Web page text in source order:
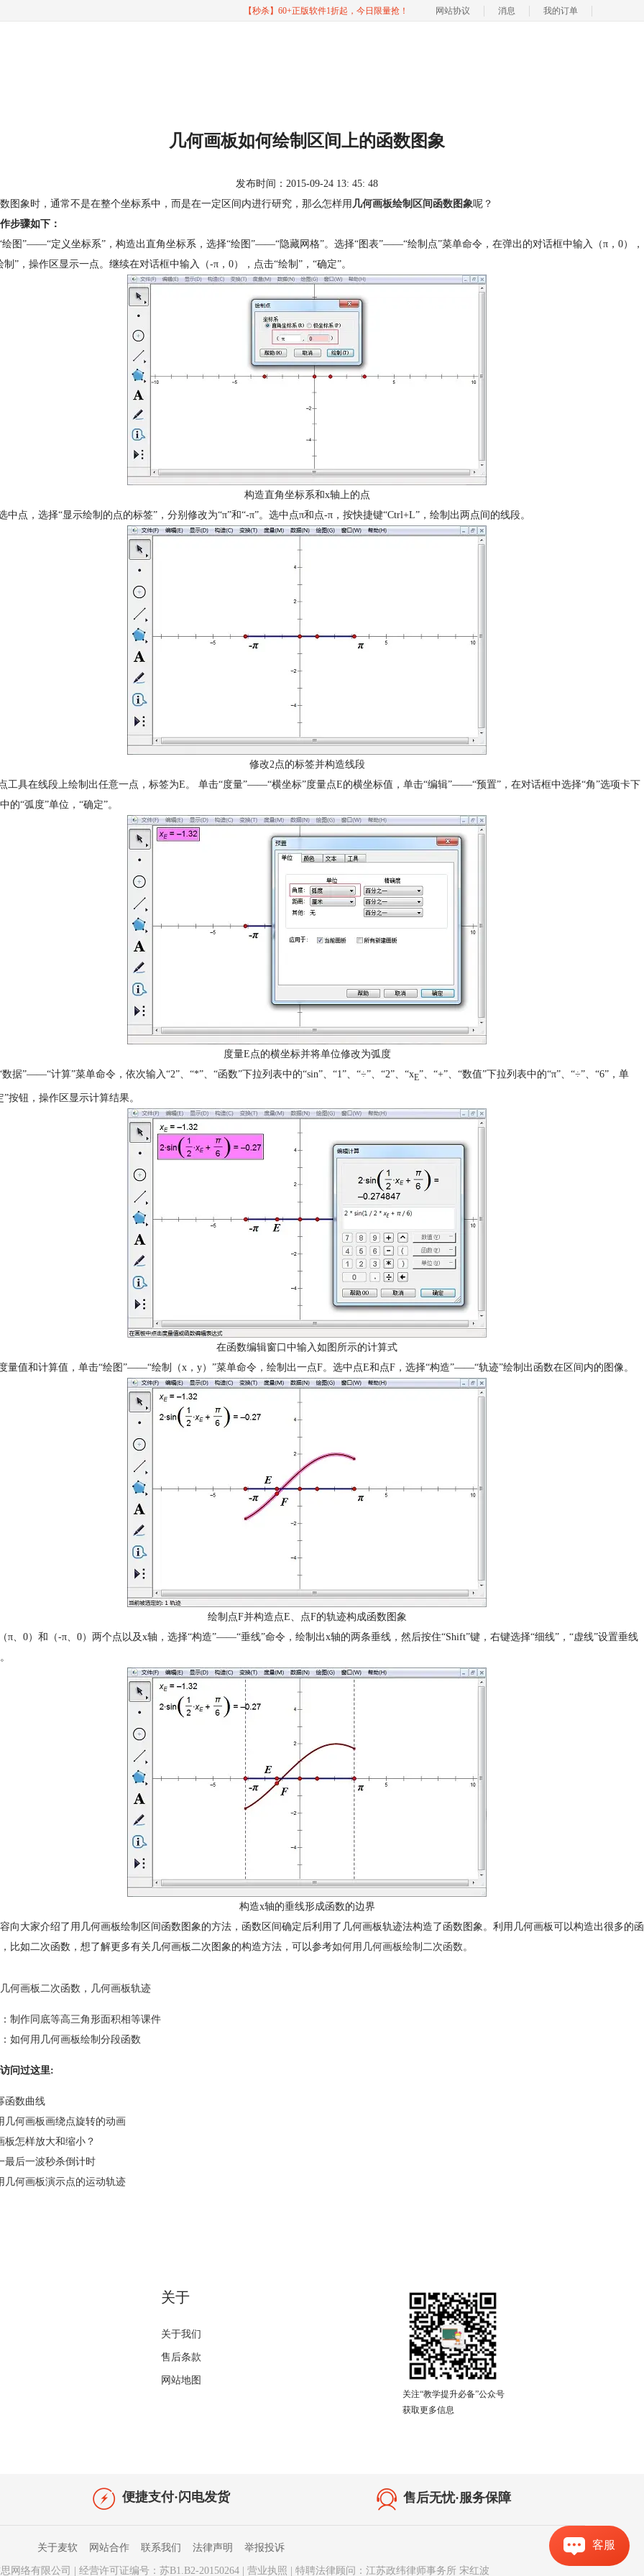
客服
【秒杀】60+正版软件1折起，今日限量抢！ 网站协议 消息 我的订单
几何画板如何绘制区间上的函数图象
发布时间：2015-09-24 13: 45: 48
图象时，通常不是在整个坐标系中，而是在一定区间内进行研究，那么怎样用 几何画板绘制区间函数图象呢？
步骤如下：
绘图”——“定义坐标系”，构造出直角坐标系，选择“绘图”——“隐藏网格”。选择“图表”——“绘制点”菜单命令，在弹出的对话框中输入（π，0），
制”，操作区显示一点。继续在对话框中输入（-π，0），点击“绘制”，“确定”。
构造直角坐标系和x轴上的点
中点，选择“显示绘制的点的标签”，分别修改为“π”和“-π”。选中点π和点-π，按快捷键“Ctrl+L”，绘制出两点间的线段。
修改2点的标签并构造线段
工具在线段上绘制出任意一点，标签为E。 单击“度量”——“横坐标”度量点E的横坐标值，单击“编辑”——“预置”，在对话框中选择“角”选项卡下
的“弧度”单位，“确定”。
度量E点的横坐标并将单位修改为弧度
数据”——“计算”菜单命令，依次输入“2”、“*”、“函数”下拉列表中的“sin”、“1”、“÷”、“2”、“xE”、“+”、“数值”下拉列表中的“π”、“÷”、“6”，单
”按钮，操作区显示计算结果。
在函数编辑窗口中输入如图所示的计算式
量值和计算值，单击“绘图”——“绘制（x，y）”菜单命令，绘制出一点F。选中点E和点F，选择“构造”——“轨迹”绘制出函数在区间内的图像。
绘制点F并构造点E、点F的轨迹构成函数图象
π、0）和（-π、0）两个点以及x轴，选择“构造”——“垂线”命令，绘制出x轴的两条垂线，然后按住“Shift”键，右键选择“细线”，“虚线”设置垂线
构造x轴的垂线形成函数的边界
向大家介绍了用几何画板绘制区间函数图象的方法，函数区间确定后利用了几何画板轨迹法构造了函数图象。利用几何画板可以构造出很多的函
比如二次函数，想了解更多有关几何画板二次图象的构造方法，可以参考如何用几何画板绘制二次函数 。
几何画板二次函数 ， 几何画板轨迹
制作同底等高三角形面积相等课件
如何用几何画板绘制分段函数
问过这里:
函数曲线
几何画板画绕点旋转的动画
板怎样放大和缩小？
最后一波秒杀倒计时
几何画板演示点的运动轨迹
关于
关于我们
售后条款
网站地图
关注“教学提升必备”公众号
获取更多信息
便捷支付·闪电发货 售后无忧·服务保障
关于麦软 网站合作 联系我们 法律声明 举报投诉
网络有限公司 经营许可证编号：苏B1.B2-20150264 营业执照 特聘法律顾问：江苏政纬律师事务所 宋红波